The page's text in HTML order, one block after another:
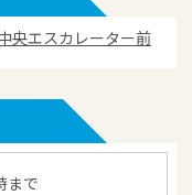
央エスカレーター前
まで